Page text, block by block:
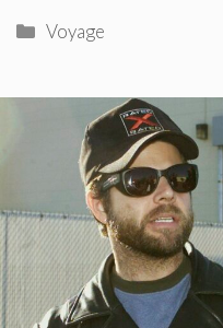
Catégories
Voyage